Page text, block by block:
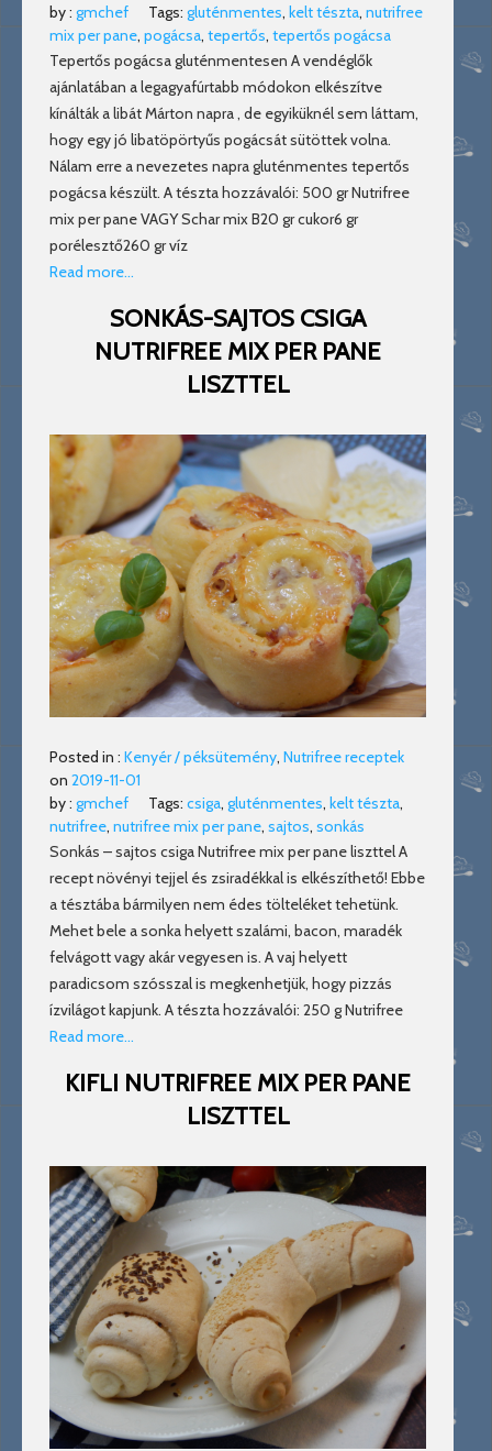
by : gmchef Tags: gluténmentes, kelt tészta, nutrifree
mix per pane, pogácsa, tepertős, tepertős pogácsa
Tepertős pogácsa gluténmentesen A vendéglők
ajánlatában a legagyafúrtabb módokon elkészítve
kínálták a libát Márton napra , de egyiküknél sem láttam,
hogy egy jó libatöpörtyűs pogácsát sütöttek volna.
Nálam erre a nevezetes napra gluténmentes tepertős
pogácsa készült. A tészta hozzávalói: 500 gr Nutrifree
mix per pane VAGY Schar mix B20 gr cukor6 gr
porélesztő260 gr víz
Read more…
SONKÁS-SAJTOS CSIGA
NUTRIFREE MIX PER PANE
LISZTTEL
Posted in : Kenyér / péksütemény, Nutrifree receptek
on 2019-11-01
by : gmchef Tags: csiga, gluténmentes, kelt tészta,
nutrifree, nutrifree mix per pane, sajtos, sonkás
Sonkás – sajtos csiga Nutrifree mix per pane liszttel A
recept növényi tejjel és zsiradékkal is elkészíthető! Ebbe
a tésztába bármilyen nem édes tölteléket tehetünk.
Mehet bele a sonka helyett szalámi, bacon, maradék
felvágott vagy akár vegyesen is. A vaj helyett
paradicsom szósszal is megkenhetjük, hogy pizzás
ízvilágot kapjunk. A tészta hozzávalói: 250 g Nutrifree
Read more…
KIFLI NUTRIFREE MIX PER PANE
LISZTTEL